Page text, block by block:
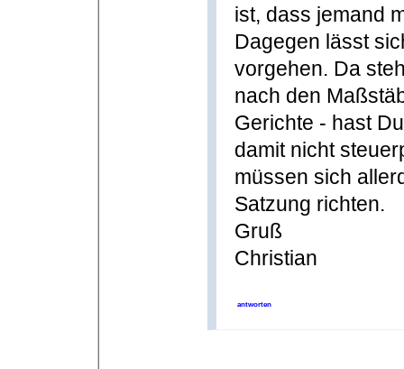
ist, dass jemand
Dagegen lässt
vorgehen. Da
nach den
Gerichte - hast
damit nicht
müssen sich
Satzung richten.
Gruß
Christian
antworten